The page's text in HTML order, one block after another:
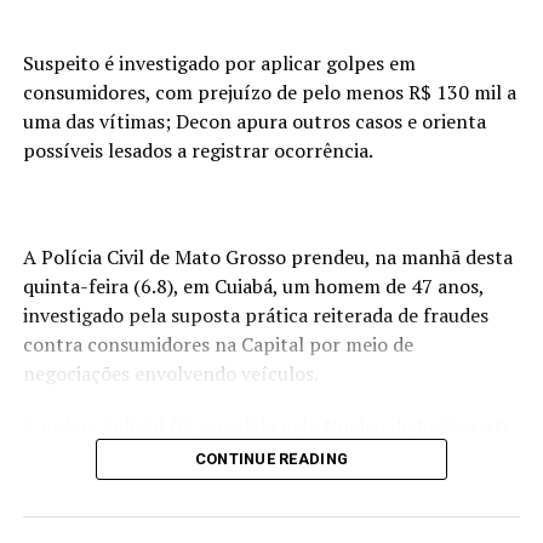
ministros declararam inconstitucional a aplicação da
aposentadoria compulsória como pena máxima para
magistrados.
Acusação
Buzzi foi julgado por duas acusações de crime
sexual. Uma foi feita por uma jovem de 18 anos, filha
de um casal de amigos, que disse ter sido alvo de
mar quando ela era hóspede em sua casa de praia
vítima de assédio sexual dentro do gabinete.
Suspeito é investigado por aplicar golpes em
consumidores, com prejuízo de pelo menos R$ 130 mil a
uma das vítimas; Decon apura outros casos e orienta
possíveis lesados a registrar ocorrência.
A Polícia Civil de Mato Grosso prendeu, na manhã desta
quinta-feira (6.8), em Cuiabá, um homem de 47 anos,
investigado pela suposta prática reiterada de fraudes
contra consumidores na Capital por meio de
negociações envolvendo veículos.
do Juízo das Garantias, no âmbito de uma investigação
conduzida pela Delegacia Especializada de Defesa do
Consumidor (Decon).
CONTINUE READING